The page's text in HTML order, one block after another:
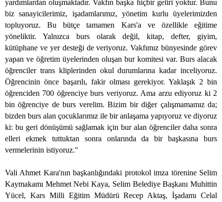
yardımlardan oluşmaktadır. Vakfın başka hiçbir geliri yoktur. Bunu
biz sanayicilerimiz, işadamlarımız, yönetim kurlu üyelerimizden
topluyoruz. Bu bütçe tamamen Kars'a ve özellikle eğitime
yöneliktir. Yalnızca burs olarak değil, kitap, defter, giyim,
kütüphane ve yer desteği de veriyoruz. Vakfımız bünyesinde görev
yapan ve öğretim üyelerinden oluşan bur komitesi var. Burs alacak
öğrenciler trans kliplerinden okul durumlarına kadar inceliyoruz.
Öğrencinin önce başarılı, fakir olması gerekiyor. Yaklaşık 2 bin
öğrenciden 700 öğrenciye burs veriyoruz. Ama arzu ediyoruz ki 2
bin öğrenciye de burs verelim. Bizim bir diğer çalışmamamız da;
bizden burs alan çocuklarımız ile bir anlaşama yapıyoruz ve diyoruz
ki: bu geri dönüşümü sağlamak için bur alan öğrenciler daha sonra
elleri ekmek tuttuktan sonra onlarında da bir başkasına burs
vermelerinin istiyoruz."
Vali Ahmet Kara'nın başkanlığındaki protokol imza törenine Selim
Kaymakamı Mehmet Nebi Kaya, Selim Belediye Başkanı Muhittin
Yücel, Kars Milli Eğitim Müdürü Recep Aktaş, İşadamı Celal